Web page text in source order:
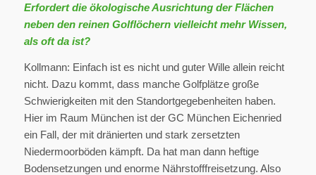
Erfordert die ökologische Ausrichtung der Flächen
neben den reinen Golflöchern vielleicht mehr Wissen,
als oft da ist?
Kollmann: Einfach ist es nicht und guter Wille allein reicht
nicht. Dazu kommt, dass manche Golfplätze große
Schwierigkeiten mit den Standortgegebenheiten haben.
Hier im Raum München ist der GC München Eichenried
ein Fall, der mit dränierten und stark zersetzten
Niedermoorböden kämpft. Da hat man dann heftige
Bodensetzungen und enorme Nährstofffreisetzung. Also